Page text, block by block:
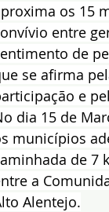
os 15
entre
de
se afirma
e
dia 15 de
municípios
de 7
a
Alentejo.